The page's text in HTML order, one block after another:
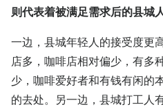
则代表着被满足需求后的县城
一边，县城年轻人的接受度更
店多，咖啡店相对偏少，有多
少，咖啡爱好者和有钱有闲的
的去处。另一边，县城打工人